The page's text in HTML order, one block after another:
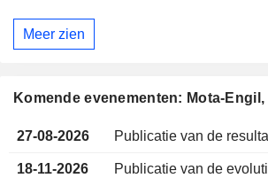
Meer zien
Komende evenementen: Mota-Engil,
27-08-2026 Publicatie van de
18-11-2026
Publicatie van de